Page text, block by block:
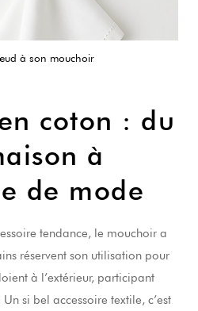
à son mouchoir
coton : du
à
de mode
tendance, le mouchoir a
réservent son utilisation pour
à l’extérieur, participant
si bel accessoire textile, c’est